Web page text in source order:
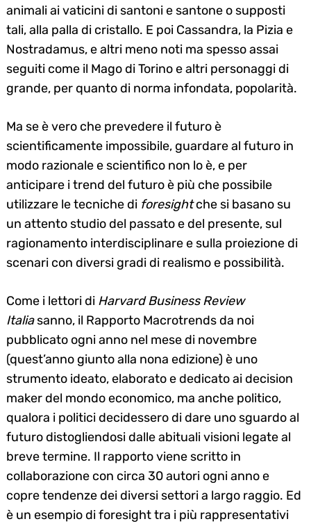
animali ai vaticini di santoni e santone o supposti
tali, alla palla di cristallo. E poi Cassandra, la Pizia e
Nostradamus, e altri meno noti ma spesso assai
seguiti come il Mago di Torino e altri personaggi di
grande, per quanto di norma infondata, popolarità.
Ma se è vero che prevedere il futuro è
scientificamente impossibile, guardare al futuro in
modo razionale e scientifico non lo è, e per
anticipare i trend del futuro è più che possibile
utilizzare le tecniche di foresightche si basano su
un attento studio del passato e del presente, sul
ragionamento interdisciplinare e sulla proiezione di
scenari con diversi gradi di realismo e possibilità.
Come i lettori di Harvard Business Review
Italiasanno, il Rapporto Macrotrends da noi
pubblicato ogni anno nel mese di novembre
(quest’anno giunto alla nona edizione) è uno
strumento ideato, elaborato e dedicato ai decision
maker del mondo economico, ma anche politico,
qualora i politici decidessero di dare uno sguardo al
futuro distogliendosi dalle abituali visioni legate al
breve termine. Il rapporto viene scritto in
collaborazione con circa 30 autori ogni anno e
copre tendenze dei diversi settori a largo raggio. Ed
è un esempio di foresight tra i più rappresentativi